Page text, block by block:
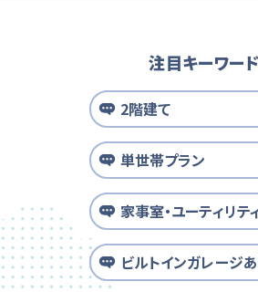
注目キーワード
2階建て
単世帯プラン
家事室・ユーティリテ
ビルトインガレージ